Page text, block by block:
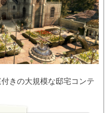
きの大規模な邸宅コンテ